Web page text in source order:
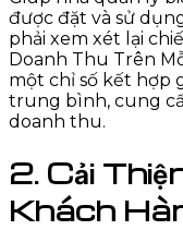
được đặt và sử
phải xem xét lại
Doanh Thu Trên
một chỉ số kết hợp
trung bình, cung
doanh thu.
2. Cải
Khách